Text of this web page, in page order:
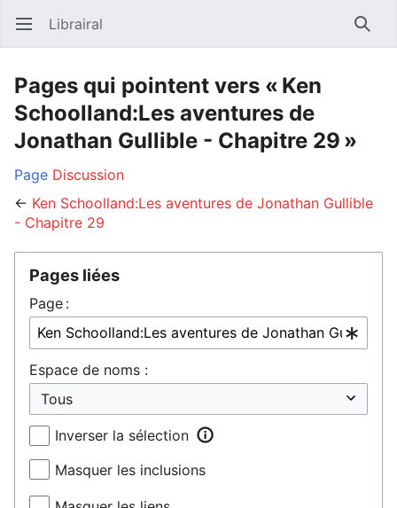
Ouvrir le menu principal Librairal
Pages qui pointent vers « Ken
Schoolland:Les aventures de
Jonathan Gullible - Chapitre 29 »
Page Discussion
← Ken Schoolland:Les aventures de Jonathan Gullible
- Chapitre 29
Pages liées
Page :
Espace de noms :
Inverser la sélection
Masquer les inclusions